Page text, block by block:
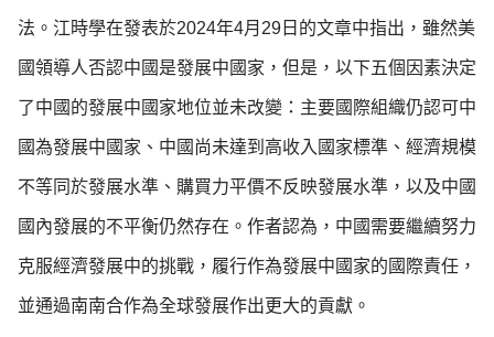
法。江時學在發表於2024年4月29日的文章中指出，雖然美
國領導人否認中國是發展中國家，但是，以下五個因素決定
了中國的發展中國家地位並未改變：主要國際組織仍認可中
國為發展中國家、中國尚未達到高收入國家標準、經濟規模
不等同於發展水準、購買力平價不反映發展水準，以及中國
國內發展的不平衡仍然存在。作者認為，中國需要繼續努力
克服經濟發展中的挑戰，履行作為發展中國家的國際責任，
並通過南南合作為全球發展作出更大的貢獻。